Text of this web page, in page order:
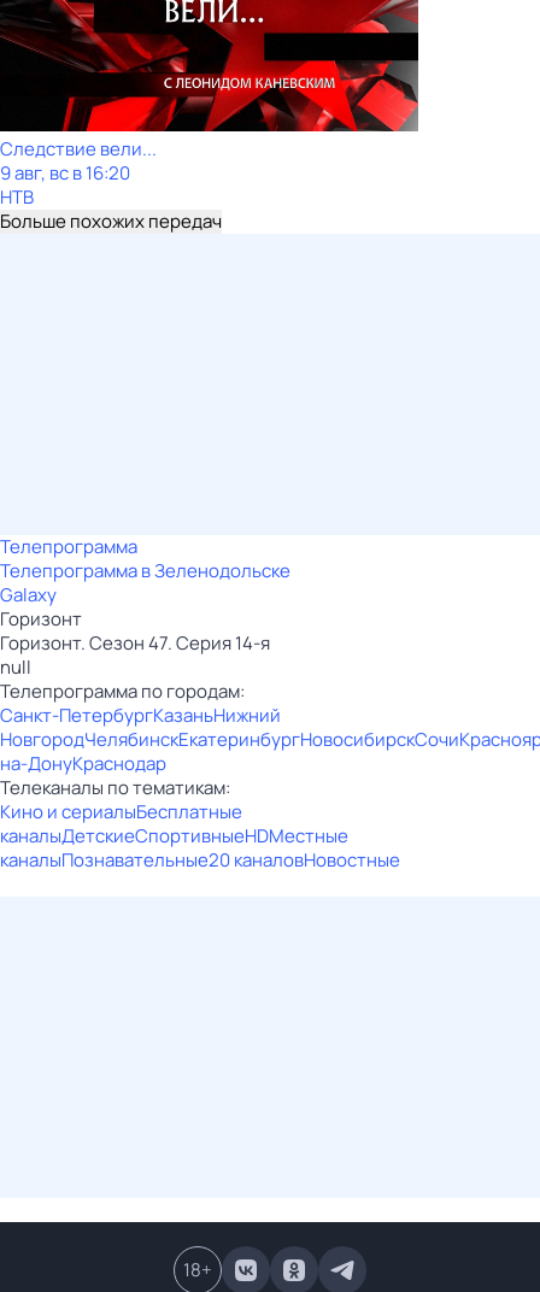
Следствие вели...
9 авг, вс в 16:20
НТВ
Больше похожих передач
Телепрограмма
Телепрограмма в Зеленодольске
Galaxy
Горизонт
Горизонт. Сезон 47. Серия 14-я
null
Телепрограмма по городам:
Санкт-ПетербургКазаньНижний
НовгородЧелябинскЕкатеринбургНовосибирскСочи
на-ДонуКраснодар
Телеканалы по тематикам:
Кино и сериалыБесплатные
каналыДетскиеСпортивныеHDМестные
каналыПознавательные20 каналовНовостные
18+